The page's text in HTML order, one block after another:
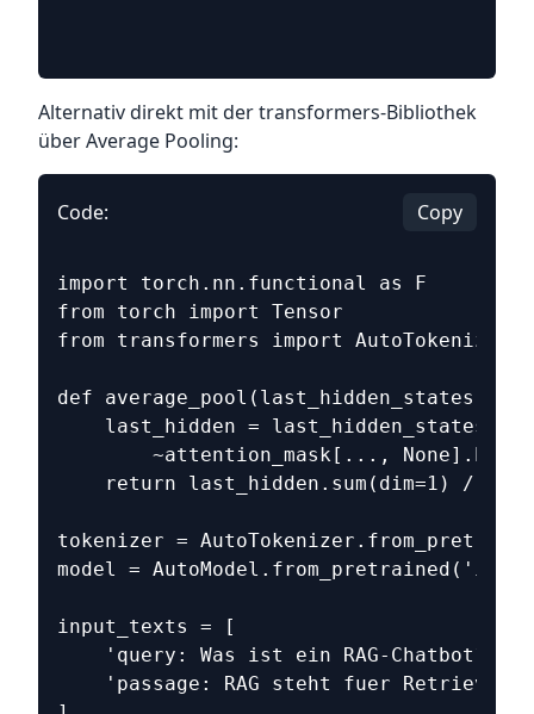
Alternativ direkt mit der transformers-Bibliothek
über Average Pooling:
Code: Copy
import torch.nn.functional as F
from torch import Tensor
from transformers import AutoTokenizer,
def average_pool(last_hidden_states:
last_hidden =
~attention_mask[...,
return last_hidden.sum(dim=1) /
tokenizer =
model =
input_texts = [
'query: Was ist ein RAG-Chatbot?',
'passage: RAG steht fuer Retrieval